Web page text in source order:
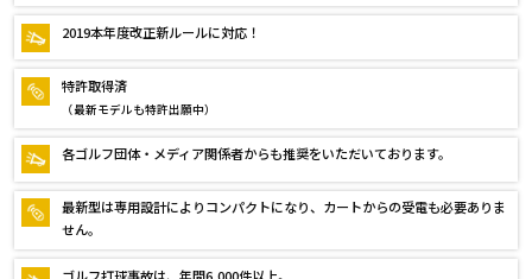
2019本年度改正新ルールに対応！
特許取得済
（最新モデルも特許出願中）
各ゴルフ団体・メディア関係者からも推奨をいただいております。
最新型は専用設計によりコンパクトになり、カートからの受電も必要ありま
せん。
ゴルフ打球事故は、年間6,000件以上。